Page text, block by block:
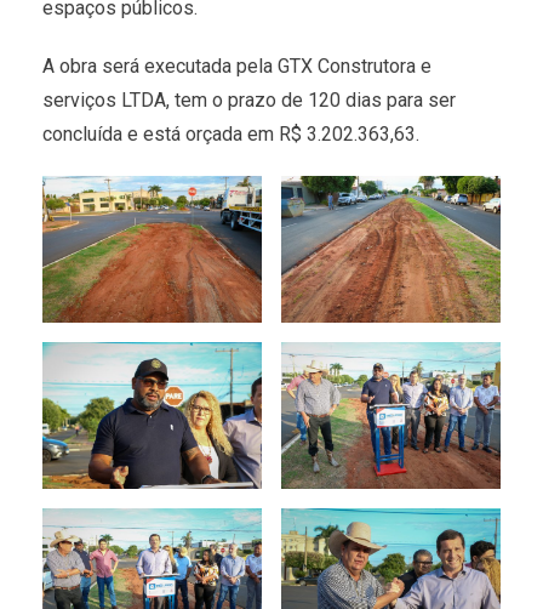
espaços públicos.
A obra será executada pela GTX Construtora e
serviços LTDA, tem o prazo de 120 dias para ser
concluída e está orçada em R$ 3.202.363,63.